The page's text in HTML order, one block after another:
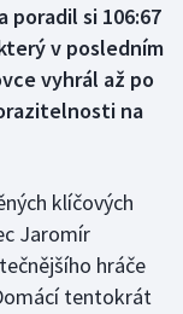
poradil si 106:67
v posledním
vyhrál až po
na
klíčových
Jaromír
hráče
tentokrát